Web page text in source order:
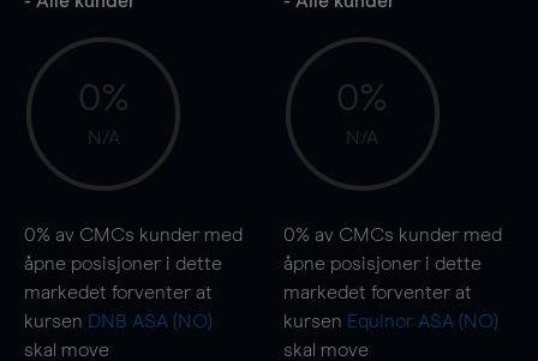
0%
N/A
0% av CMCs kunder med
åpne posisjoner i dette
markedet forventer at
kursen DNB ASA (NO)
skal move
0%
N/A
0% av CMCs kunder med
åpne posisjoner i dette
markedet forventer at
kursen Equinor ASA (NO)
skal move